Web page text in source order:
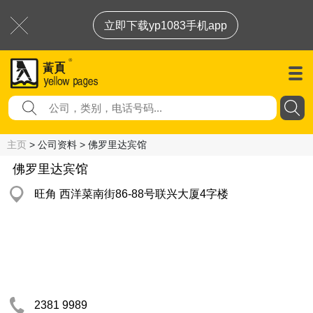
立即下载yp1083手机app
主页 > 公司资料 > 佛罗里达宾馆
佛罗里达宾馆
旺角 西洋菜南街86-88号联兴大厦4字楼
2381 9989